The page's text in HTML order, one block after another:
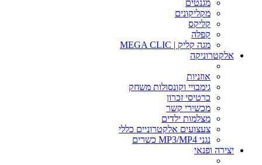
מגנטים
מקליקונים
קליקס
קפלה
מגה קליק | MEGA CLIC
אלקטרוניקה
אוזניות
גימבויי וקונסולות משחק
כרטיסי זכרון
מכשירי קשר
מצלמות ילדים
צעצועים אלקטרוניים כללי
נגני MP3/MP4 כשרים
יצירה ופנאי